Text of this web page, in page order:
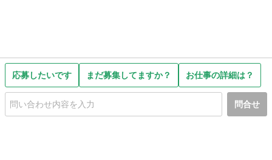
応募したいです まだ募集してますか？ お仕事の詳細は？
問合せ